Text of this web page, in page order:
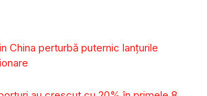
China perturbă puternic lanţurile